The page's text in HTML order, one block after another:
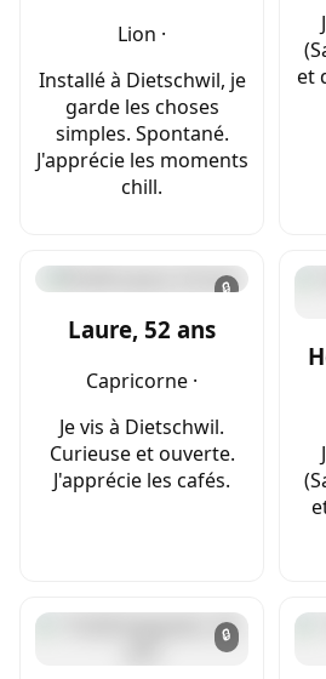
Lion ·
Installé à Dietschwil, je
garde les choses
simples. Spontané.
J'apprécie les moments
chill.
et
🔒
Laure, 52 ans
Capricorne ·
Je vis à Dietschwil.
Curieuse et ouverte.
J'apprécie les cafés.
🔒